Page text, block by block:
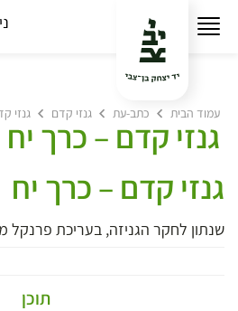
עמוד הבית כתב-עת גנזי קדם גנזי
גנזי קדם – כרך יח
גנזי קדם – כרך יח
שנתון לחקר הגניזה, בעריכת פרנקל
תוכן